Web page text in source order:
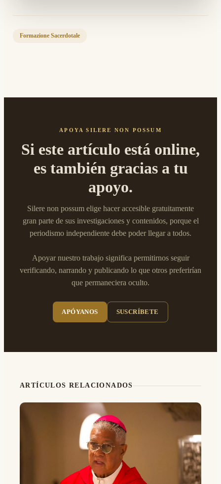
Formazione Sacerdotale
APOYA SILERE NON POSSUM
Si este artículo está online,
es también gracias a tu
apoyo.
Silere non possum elige hacer accesible gratuitamente
gran parte de sus investigaciones y contenidos, porque el
periodismo independiente debe poder llegar a todos.
Apoyar nuestro trabajo significa permitirnos seguir
verificando, narrando y publicando lo que otros preferirían
que permaneciera oculto.
APÓYANOS SUSCRÍBETE
ARTÍCULOS RELACIONADOS